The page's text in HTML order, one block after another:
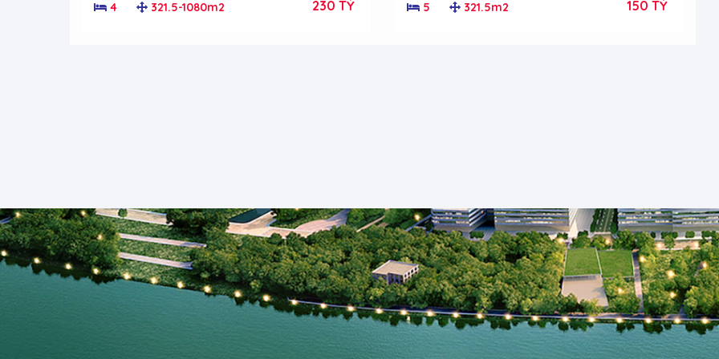
4 321.5-1080m2 230 TỶ 5 321.5m2 150 TỶ